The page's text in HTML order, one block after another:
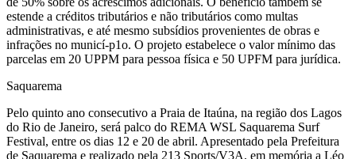
estende a créditos tributários e não tributários como multas
administrativas, e até mesmo subsídios provenientes de obras e
infrações no municí-p1o. O projeto estabelece o valor mínimo das
parcelas em 20 UPPM para pessoa física e 50 UPFM para jurídica.
Saquarema
Pelo quinto ano consecutivo a Praia de Itaúna, na região dos Lagos
do Rio de Janeiro, será palco do REMA WSL Saquarema Surf
Festival, entre os dias 12 e 20 de abril. Apresentado pela Prefeitura
de Saquarema e realizado pela 213 Sports/V3A, em memória a Léo